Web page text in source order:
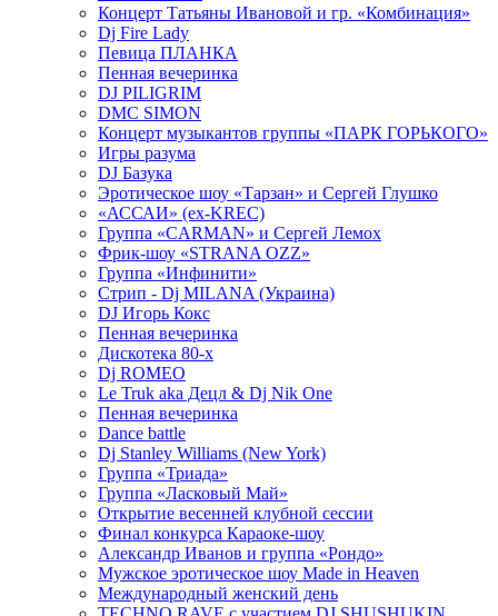
Концерт Татьяны Ивановой и гр. «Комбинация»
Dj Fire Lady
Певица ПЛАНКА
Пенная вечеринка
DJ PILIGRIM
DMC SIMON
Концерт музыкантов группы «ПАРК ГОРЬКОГО»
Игры разума
DJ Базука
Эротическое шоу «Тарзан» и Сергей Глушко
«АССАИ» (ex-KREC)
Группа «CARMAN» и Сергей Лемох
Фрик-шоу «STRANA OZZ»
Группа «Инфинити»
Стрип - Dj MILANA (Украина)
DJ Игорь Кокс
Пенная вечеринка
Дискотека 80-х
Dj ROMEO
Le Truk aka Децл & Dj Nik One
Пенная вечеринка
Dance battle
Dj Stanley Williams (New York)
Группа «Триада»
Группа «Ласковый Май»
Открытие весенней клубной сессии
Финал конкурса Караоке-шоу
Александр Иванов и группа «Рондо»
Мужское эротическое шоу Made in Heaven
Международный женский день